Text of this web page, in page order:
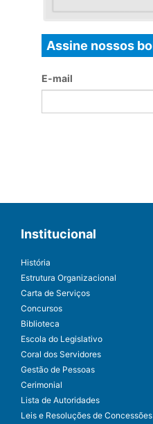
Assine nossos
E-mail
Institucional
História
Estrutura Organizacional
Carta de Serviços
Concursos
Biblioteca
Escola do Legislativo
Coral dos Servidores
Gestão de Pessoas
Cerimonial
Lista de Autoridades
Leis e Resoluções de Concessões